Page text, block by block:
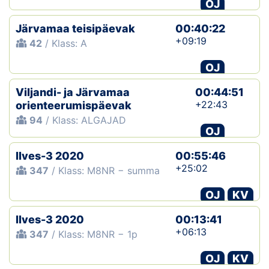
OJ
Järvamaa teisipäevak
42 / Klass: A
00:40:22
+09:19
OJ
Viljandi- ja Järvamaa
orienteerumispäevak
94 / Klass: ALGAJAD
00:44:51
+22:43
OJ
Ilves-3 2020
347 / Klass: M8NR − summa
00:55:46
+25:02
OJ
KV
Ilves-3 2020
347 / Klass: M8NR − 1p
00:13:41
+06:13
OJ KV